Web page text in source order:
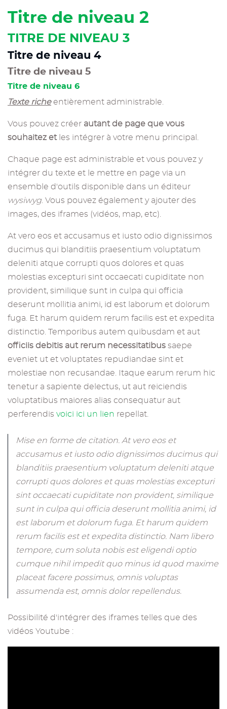
Titre de niveau 2
TITRE DE NIVEAU 3
Titre de niveau 4
Titre de niveau 5
Titre de niveau 6
Texte richeentièrement administrable.
Vous pouvez créer autant de page que vous
souhaitez et les intégrer à votre menu principal.
Chaque page est administrable et vous pouvez y
intégrer du texte et le mettre en page via un
ensemble d'outils disponible dans un éditeur
wysiwyg . Vous pouvez également y ajouter des
images, des iframes (vidéos, map, etc).
At vero eos et accusamus et iusto odio dignissimos
ducimus qui blanditiis praesentium voluptatum
deleniti atque corrupti quos dolores et quas
molestias excepturi sint occaecati cupiditate non
provident, similique sunt in culpa qui officia
deserunt mollitia animi, id est laborum et dolorum
fuga. Et harum quidem rerum facilis est et expedita
distinctio. Temporibus autem quibusdam et aut
officiis debitis aut rerum necessitatibus saepe
eveniet ut et voluptates repudiandae sint et
molestiae non recusandae. Itaque earum rerum hic
tenetur a sapiente delectus, ut aut reiciendis
voluptatibus maiores alias consequatur aut
perferendis voici ici un lien repellat.
Mise en forme de citation. At vero eos et
accusamus et iusto odio dignissimos ducimus qui
blanditiis praesentium voluptatum deleniti atque
corrupti quos dolores et quas molestias excepturi
sint occaecati cupiditate non provident, similique
sunt in culpa qui officia deserunt mollitia animi, id
est laborum et dolorum fuga. Et harum quidem
rerum facilis est et expedita distinctio. Nam libero
tempore, cum soluta nobis est eligendi optio
cumque nihil impedit quo minus id quod maxime
placeat facere possimus, omnis voluptas
assumenda est, omnis dolor repellendus.
Possibilité d'intégrer des iframes telles que des
vidéos Youtube :